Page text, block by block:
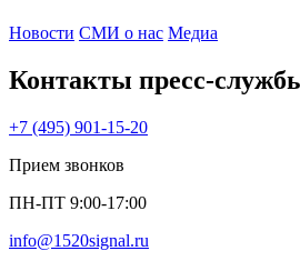
Новости СМИ о нас Медиа
Контакты
+7 (495) 901-15-20
Прием звонков
ПН-ПТ 9:00-17:00
info@1520signal.ru